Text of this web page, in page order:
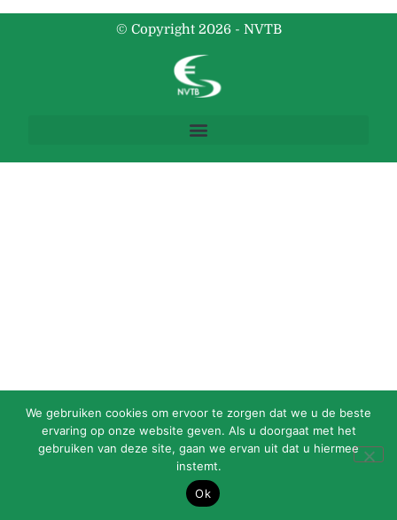
© Copyright 2026 - NVTB
We gebruiken cookies om ervoor te zorgen dat we u de beste
ervaring op onze website geven. Als u doorgaat met het
gebruiken van deze site, gaan we ervan uit dat u hiermee
instemt.
Ok